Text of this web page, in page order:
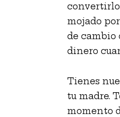
convertirlo
mojado
de cambio
dinero
Tienes
tu madre.
momento